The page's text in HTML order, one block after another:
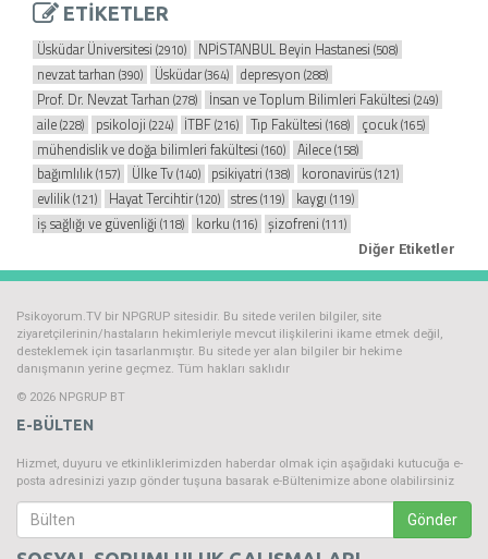
ETİKETLER
Üsküdar Üniversitesi (2910) NPİSTANBUL Beyin Hastanesi (508)
nevzat tarhan (390) Üsküdar(364) depresyon(288)
Prof. Dr. Nevzat Tarhan (278) İnsan ve Toplum Bilimleri Fakültesi (249)
aile(228) psikoloji (224) İTBF(216) Tıp Fakültesi(168) çocuk(165)
mühendislik ve doğa bilimleri fakültesi (160) Ailece(158)
bağımlılık(157) Ülke Tv(140) psikiyatri(138) koronavirüs(121)
evlilik(121) Hayat Tercihtir(120) stres(119) kaygı(119)
iş sağlığı ve güvenliği (118) korku (116) şizofreni(111)
Diğer Etiketler
Psikoyorum.TV bir NPGRUP sitesidir. Bu sitede verilen bilgiler, site
ziyaretçilerinin/hastaların hekimleriyle mevcut ilişkilerini ikame etmek değil,
desteklemek için tasarlanmıştır. Bu sitede yer alan bilgiler bir hekime
danışmanın yerine geçmez. Tüm hakları saklıdır
© 2026 NPGRUP BT
E-BÜLTEN
Hizmet, duyuru ve etkinliklerimizden haberdar olmak için aşağıdaki kutucuğa e-
posta adresinizi yazıp gönder tuşuna basarak e-Bültenimize abone olabilirsiniz
Gönder